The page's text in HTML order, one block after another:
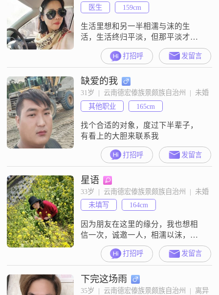
医生
159cm
生活里想和另一半相濡与沫的生
活，生活终归平淡，但那平淡才是
最值得呵护珍惜和守护的，本人真
心诚意的希望遇到一个善良性格好
的男人，他收入一般，外面一般，
即使有过去都无所谓，内在胜过一
切，两个人看眼缘看缘份，真的让
我遇到一个眼里都是我的人，我一
定倍感珍惜这份缘分，不会负你！
本人是认真负责的说自己是一个很
善良，无不良嗜好，会过
打招呼 发留言
缺爱的我
31岁  |  云南德宏傣族景颇族自治州  |  未婚
其他职业
165cm
找个合适的对象，度过下半辈子，
有看上的大胆来联系我
打招呼 发留言
星语
33岁  |  云南德宏傣族景颇族自治州  |  未婚
未填写
164cm
因为朋友在这里的缘分，我也想相
信一次，诚邀一人，相濡以沫，共
赴余生，其他勿扰！
打招呼 发留言
下完这场雨
35岁  |  云南德宏傣族景颇族自治州  |  离异